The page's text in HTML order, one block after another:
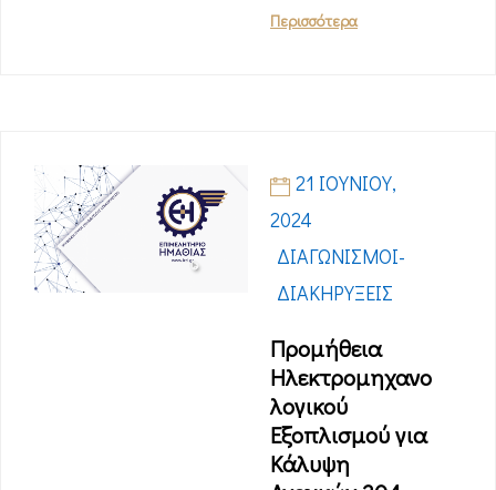
Περισσότερα
21 ΙΟΥΝΊΟΥ,
2024
ΔΙΑΓΩΝΙΣΜΟΊ-
ΔΙΑΚΗΡΎΞΕΙΣ
Προμήθεια
Ηλεκτρομηχανο
λογικού
Εξοπλισμού για
Κάλυψη